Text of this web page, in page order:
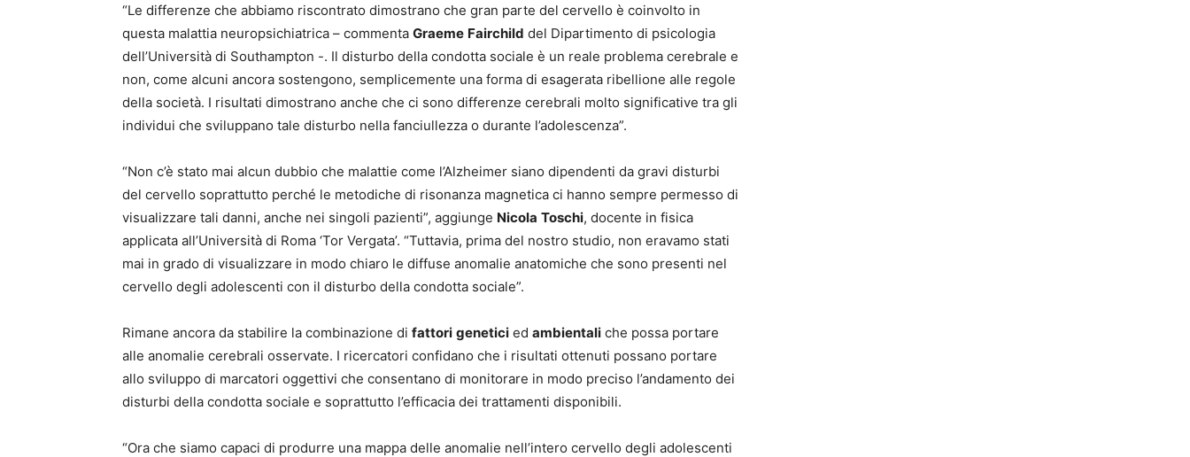
“Le differenze che abbiamo riscontrato dimostrano che gran parte del cervello è coinvolto in
questa malattia neuropsichiatrica – commenta Graeme Fairchild del Dipartimento di psicologia
dell’Università di Southampton -. Il disturbo della condotta sociale è un reale problema cerebrale e
non, come alcuni ancora sostengono, semplicemente una forma di esagerata ribellione alle regole
della società. I risultati dimostrano anche che ci sono differenze cerebrali molto significative tra gli
individui che sviluppano tale disturbo nella fanciullezza o durante l’adolescenza”.
“Non c’è stato mai alcun dubbio che malattie come l’Alzheimer siano dipendenti da gravi disturbi
del cervello soprattutto perché le metodiche di risonanza magnetica ci hanno sempre permesso di
visualizzare tali danni, anche nei singoli pazienti”, aggiunge Nicola Toschi, docente in fisica
applicata all’Università di Roma ‘Tor Vergata’. “Tuttavia, prima del nostro studio, non eravamo stati
mai in grado di visualizzare in modo chiaro le diffuse anomalie anatomiche che sono presenti nel
cervello degli adolescenti con il disturbo della condotta sociale”.
Rimane ancora da stabilire la combinazione di fattori genetici ed ambientali che possa portare
alle anomalie cerebrali osservate. I ricercatori confidano che i risultati ottenuti possano portare
allo sviluppo di marcatori oggettivi che consentano di monitorare in modo preciso l’andamento dei
disturbi della condotta sociale e soprattutto l’efficacia dei trattamenti disponibili.
“Ora che siamo capaci di produrre una mappa delle anomalie nell’intero cervello degli adolescenti